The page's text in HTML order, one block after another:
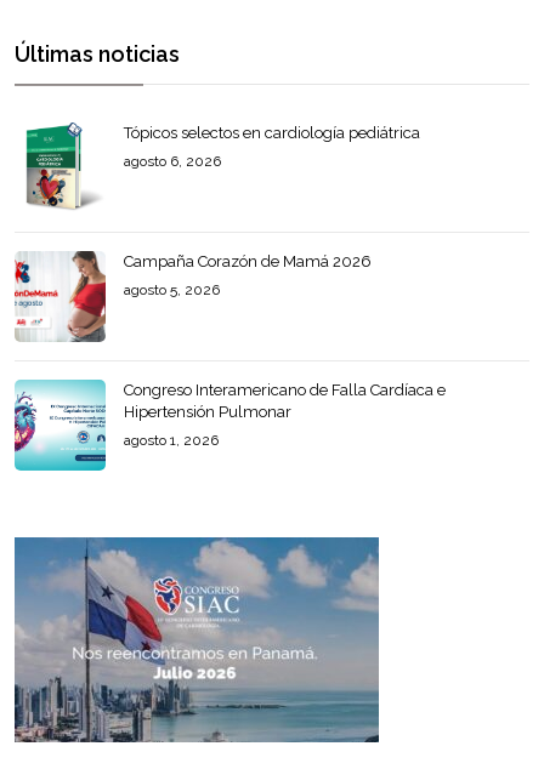
Últimas noticias
Tópicos selectos en cardiología pediátrica
agosto 6, 2026
Campaña Corazón de Mamá 2026
agosto 5, 2026
Congreso Interamericano de Falla Cardíaca e
Hipertensión Pulmonar
agosto 1, 2026